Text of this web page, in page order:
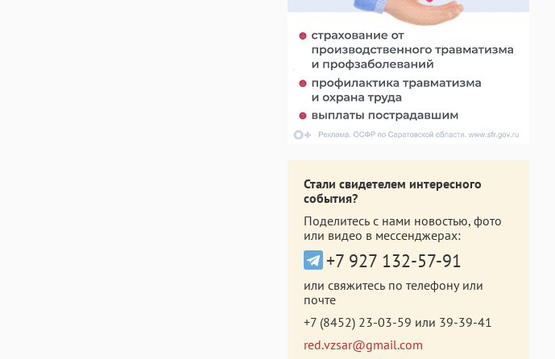
Стали свидетелем интересного
события?
Поделитесь с нами новостью, фото
или видео в мессенджерах:
+7 927 132-57-91
или свяжитесь по телефону или
почте
+7 (8452) 23-03-59 или 39-39-41
red.vzsar@gmail.com